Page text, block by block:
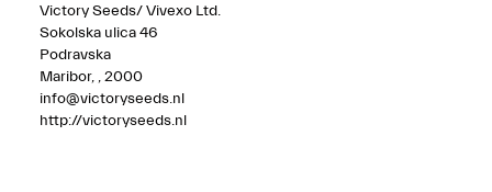
Victory Seeds/ Vivexo Ltd.
Sokolska ulica 46
Podravska
Maribor, , 2000
info@victoryseeds.nl
http://victoryseeds.nl